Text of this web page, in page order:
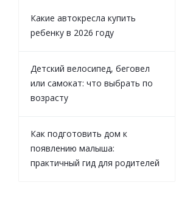
Какие автокресла купить
ребенку в 2026 году
Детский велосипед, беговел
или самокат: что выбрать по
возрасту
Как подготовить дом к
появлению малыша:
практичный гид для родителей